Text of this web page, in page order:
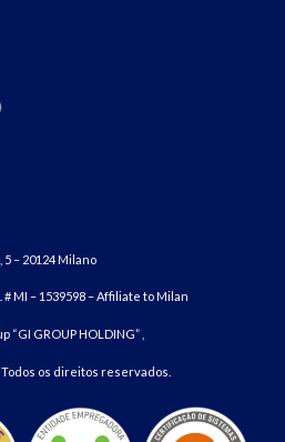
5 – 20124 Milano
# MI – 1539598 – Affiliate to Milan
“GI GROUP HOLDING” ,
os direitos reservados.